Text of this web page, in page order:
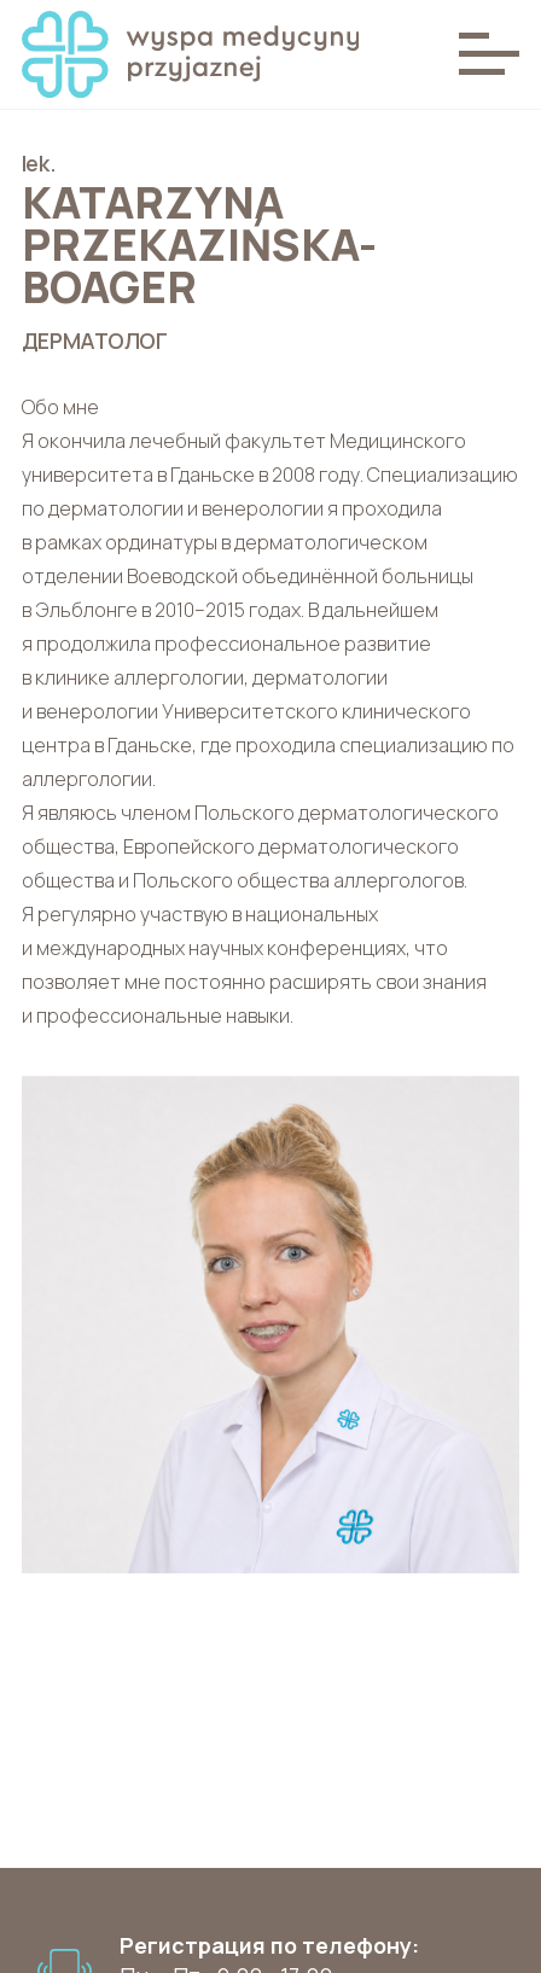
lek.
KATARZYNA
PRZEKAZIŃSKA-
BOAGER
ДЕРМАТОЛОГ
Обо мне
Я окончила лечебный факультет Медицинского
университета в Гданьске в 2008 году. Специализацию
по дерматологии и венерологии я проходила
в рамках ординатуры в дерматологическом
отделении Воеводской объединённой больницы
в Эльблонге в 2010–2015 годах. В дальнейшем
я продолжила профессиональное развитие
в клинике аллергологии, дерматологии
и венерологии Университетского клинического
центра в Гданьске, где проходила специализацию по
аллергологии.
Я являюсь членом Польского дерматологического
общества, Европейского дерматологического
общества и Польского общества аллергологов.
Я регулярно участвую в национальных
и международных научных конференциях, что
позволяет мне постоянно расширять свои знания
и профессиональные навыки.
Регистрация по телефону: